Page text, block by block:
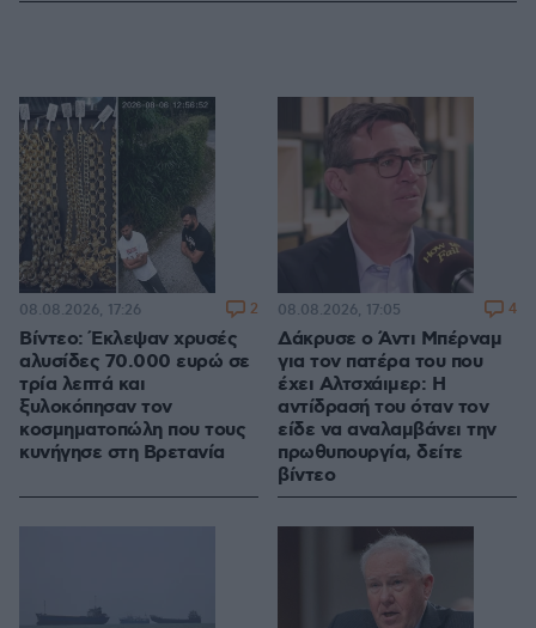
Βίντεο: Έκλεψαν χρυσές
αλυσίδες 70.000 ευρώ σε
τρία λεπτά και
ξυλοκόπησαν τον
κοσμηματοπώλη που τους
κυνήγησε στη Βρετανία
08.08.2026, 17:26 2
Δάκρυσε ο Άντι Μπέρναμ
για τον πατέρα του που
έχει Αλτσχάιμερ: Η
αντίδρασή του όταν τον
είδε να αναλαμβάνει την
πρωθυπουργία, δείτε
βίντεο
08.08.2026, 17:05 4